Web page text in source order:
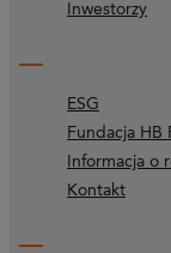
Inwestorzy
ESG
Fundacja HB
Informacja o
Kontakt